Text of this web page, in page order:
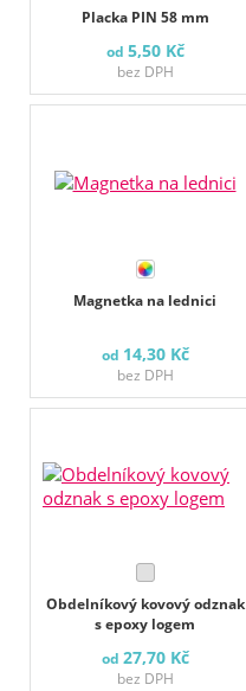
Placka PIN 58 mm
od 5,50 Kč
bez DPH
Magnetka na lednici
od 14,30 Kč
bez DPH
Obdelníkový kovový odznak
s epoxy logem
od 27,70 Kč
bez DPH